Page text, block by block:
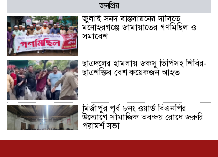
জনপ্রিয়
জুলাই সনদ বাস্তবায়নের দাবিতে
মনোহরগঞ্জে জামায়াতের গণমিছিল ও
সমাবেশ
ছাত্রদলের হামলায় জকসু ভিপিসহ শিবির-
ছাত্রশক্তির বেশ কয়েকজন আহত
মির্জাপুর পূর্ব ৮নং ওয়ার্ড বিএনপির
উদ্যোগে সামাজিক অবক্ষয় রোধে জরুরি
পরামর্শ সভা
ভ্রমণ কাহিনী: পদ্মা পারে আনন্দ ভ্রমণ –